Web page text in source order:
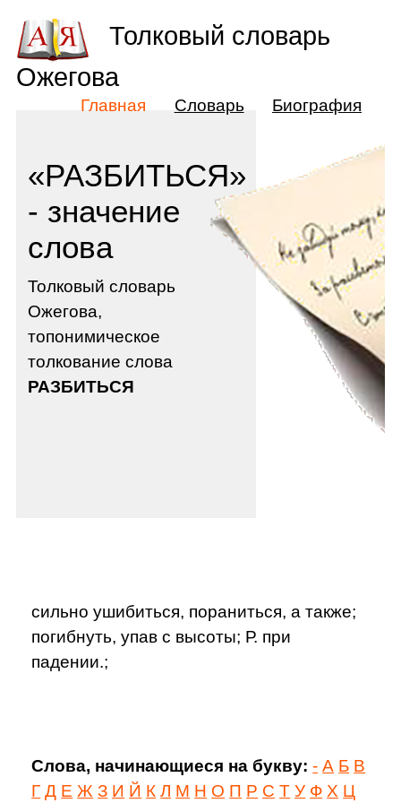
«РАЗБИТЬСЯ»
- значение
слова
Толковый словарь
Ожегова,
топонимическое
толкование слова
РАЗБИТЬСЯ
сильно ушибиться, пораниться, а также;
погибнуть, упав с высоты; Р. при
падении.;
Слова, начинающиеся на букву: - А Б В
Г Д Е Ж З И Й К Л М Н О П Р С Т У Ф Х Ц
Толковый словарь
Ожегова
Главная Словарь Биография